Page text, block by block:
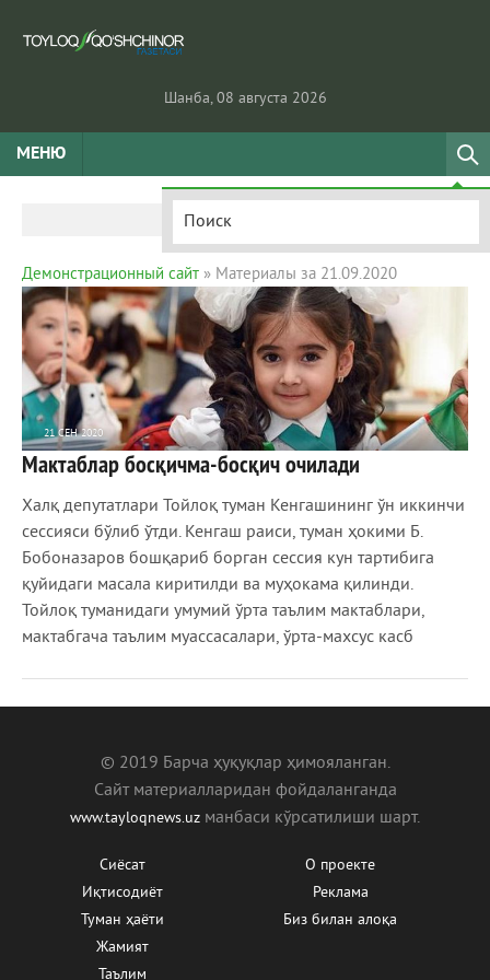
Шанба, 08 августа 2026
МЕНЮ
Демонстрационный сайт » Материалы за 21.09.2020
21 СЕН 2020
1 545 0
Мактаблар босқичма-босқич очилади
Халқ депутатлари Тойлоқ туман Кенгашининг ўн иккинчи
сессияси бўлиб ўтди. Кенгаш раиси, туман ҳокими Б.
Бобоназаров бошқариб борган сессия кун тартибига
қуйидаги масала киритилди ва муҳокама қилинди.
Тойлоқ туманидаги умумий ўрта таълим мактаблари,
мактабгача таълим муассасалари, ўрта-махсус касб
© 2019 Барча ҳуқуқлар ҳимояланган.
Сайт материалларидан фойдаланганда
www.tayloqnews.uz манбаcи кўрсатилиши шарт.
Сиёсат
Иқтисодиёт
Туман ҳаёти
Жамият
Таълим
О проекте
Реклама
Биз билан алоқа